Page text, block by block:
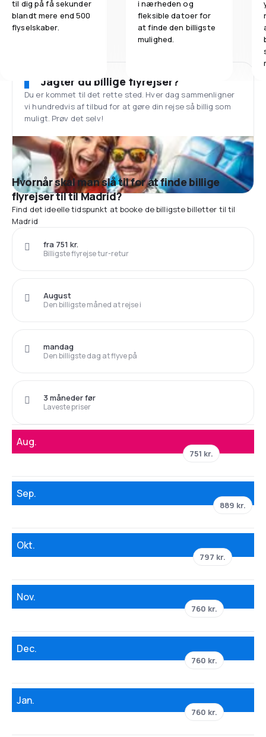
til dig på få sekunder
blandt mere end 500
flyselskaber.
i nærheden og
fleksible datoer for
at finde den billigste
mulighed.
Jagter du billige flyrejser?
Du er kommet til det rette sted. Hver dag sammenligner
vi hundredvis af tilbud for at gøre din rejse så billig som
muligt. Prøv det selv!
Hvornår skal man slå til for at finde billige
flyrejser til til Madrid?
Find det ideelle tidspunkt at booke de billigste billetter til til
Madrid
Billigste flyrejse tur-retur
fra 751 kr.
Den billigste måned at rejse i
August
Den billigste dag at flyve på
mandag
Laveste priser
3 måneder før
Aug.
751 kr.
Sep.
889 kr.
Okt.
797 kr.
Nov.
760 kr.
Dec.
760 kr.
Jan.
760 kr.